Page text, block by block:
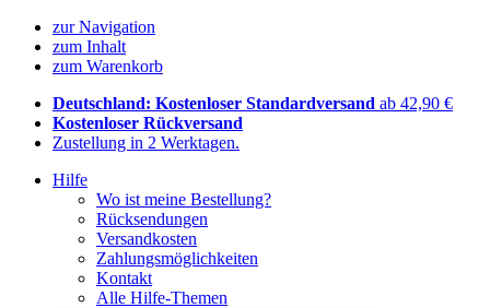
zur Navigation
zum Inhalt
zum Warenkorb
Deutschland: Kostenloser Standardversand ab 42,90 €
Kostenloser Rückversand
Zustellung in 2 Werktagen.
Hilfe
Wo ist meine Bestellung?
Rücksendungen
Versandkosten
Zahlungsmöglichkeiten
Kontakt
Alle Hilfe-Themen